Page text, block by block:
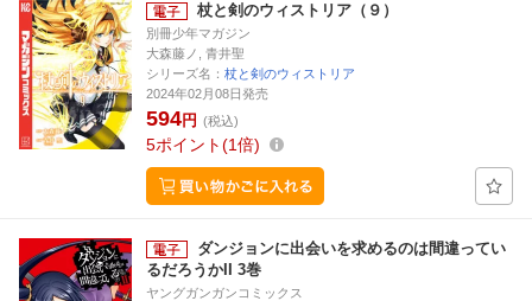
杖と剣のウィストリア（９）
別冊少年マガジン
大森藤ノ, 青井聖
シリーズ名： 杖と剣のウィストリア
2024年02月08日発売
594円 (税込)
5ポイント 1倍
ダンジョンに出会いを求めるのは間違ってい
るだろうかII 3巻
ヤングガンガンコミックス